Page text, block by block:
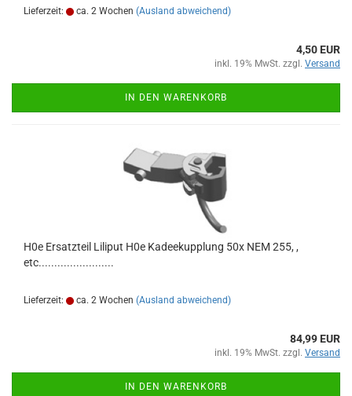
Lieferzeit: ca. 2 Wochen (Ausland abweichend)
4,50 EUR
inkl. 19% MwSt. zzgl. Versand
IN DEN WARENKORB
H0e Ersatzteil Liliput H0e Kadeekupplung 50x NEM 255, ,
etc........................
Lieferzeit: ca. 2 Wochen (Ausland abweichend)
84,99 EUR
inkl. 19% MwSt. zzgl. Versand
IN DEN WARENKORB